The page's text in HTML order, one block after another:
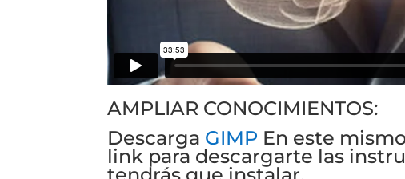
AMPLIAR CONOCIMIENTOS:
Descarga GIMP En este
link para descargarte las
tendrás que instalar.